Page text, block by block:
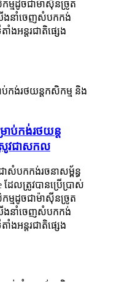
ម្មដូចជាម៉ាស៊ីនច្រូត
ងនាំចេញសំបកកង់
ងអន្តរជាតិផ្សេង
ាប់កង់រថយន្ត
រូវជាសកល
បកកង់រចនាសម្ព័ន្ធ
ែលត្រូវបានប្រើប្រាស់
ម្មដូចជាម៉ាស៊ីនច្រូត
ងនាំចេញសំបកកង់
ងអន្តរជាតិផ្សេង